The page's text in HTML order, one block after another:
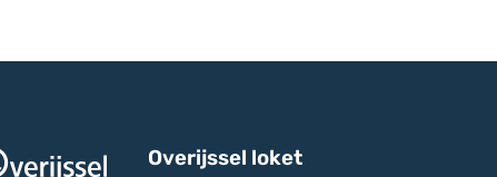
Overijssel loket